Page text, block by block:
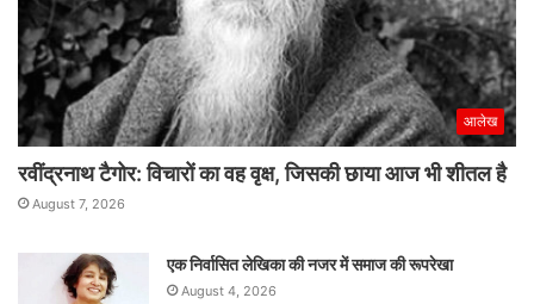
आलेख
रवींद्रनाथ टैगोर: विचारों का वह वृक्ष, जिसकी छाया आज भी शीतल है
August 7, 2026
एक निर्वासित लेखिका की नजर में समाज की रूपरेखा
August 4, 2026